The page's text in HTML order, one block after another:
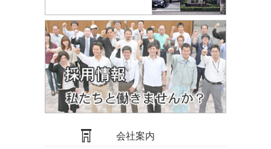
会社案内